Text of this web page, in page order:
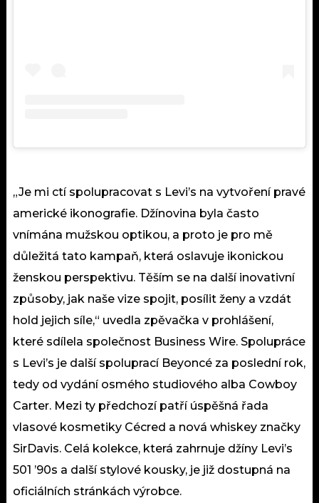
„Je mi ctí spolupracovat s Levi’s na vytvoření pravé
americké ikonografie. Džínovina byla často
vnímána mužskou optikou, a proto je pro mě
důležitá tato kampaň, která oslavuje ikonickou
ženskou perspektivu. Těším se na další inovativní
způsoby, jak naše vize spojit, posílit ženy a vzdát
hold jejich síle,“ uvedla zpěvačka v prohlášení,
které sdílela společnost Business Wire. Spolupráce
s Levi’s je další spoluprací Beyoncé za poslední rok,
tedy od vydání osmého studiového alba Cowboy
Carter. Mezi ty předchozí patří úspěšná řada
vlasové kosmetiky Cécred a nová whiskey značky
SirDavis. Celá kolekce, která zahrnuje džíny Levi’s
501 ’90s a další stylové kousky, je již dostupná na
oficiálních stránkách výrobce.